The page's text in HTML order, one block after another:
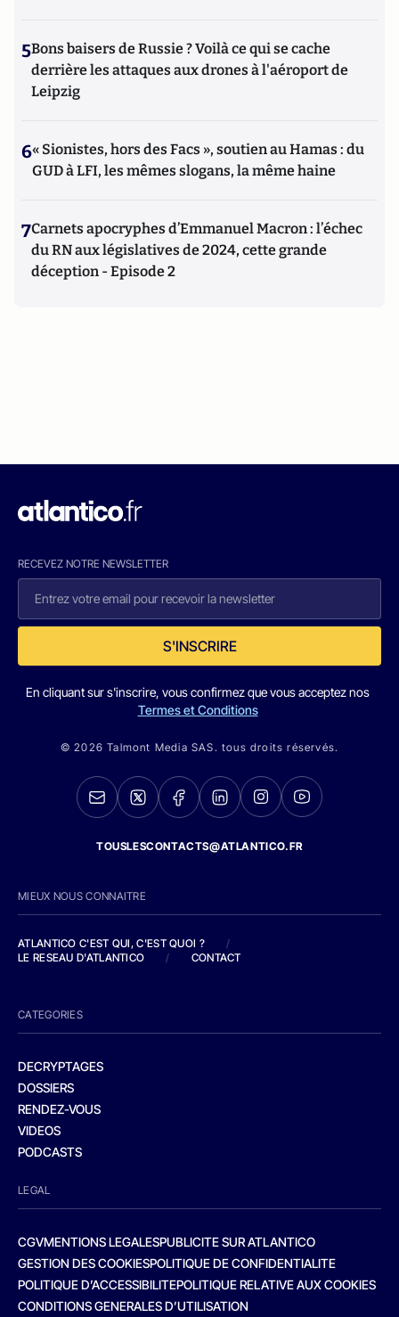
5Bons baisers de Russie ? Voilà ce qui se cache
derrière les attaques aux drones à l'aéroport de
Leipzig
6« Sionistes, hors des Facs », soutien au Hamas : du
GUD à LFI, les mêmes slogans, la même haine
7Carnets apocryphes d’Emmanuel Macron : l’échec
du RN aux législatives de 2024, cette grande
déception - Episode 2
RECEVEZ NOTRE NEWSLETTER
S'INSCRIRE
En cliquant sur s'inscrire, vous confirmez que vous acceptez nos
Termes et Conditions
© 2026 Talmont Media SAS. tous droits réservés.
TOUSLESCONTACTS@ATLANTICO.FR
MIEUX NOUS CONNAITRE
ATLANTICO C'EST QUI, C'EST QUOI ?
/
LE RESEAU D'ATLANTICO
/ CONTACT
CATEGORIES
DECRYPTAGES
DOSSIERS
RENDEZ-VOUS
VIDEOS
PODCASTS
LEGAL
CGVMENTIONS LEGALESPUBLICITE SUR ATLANTICO
GESTION DES COOKIESPOLITIQUE DE CONFIDENTIALITE
POLITIQUE D’ACCESSIBILITEPOLITIQUE RELATIVE AUX COOKIES
CONDITIONS GENERALES D’UTILISATION